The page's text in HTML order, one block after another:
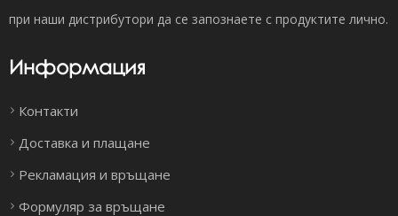
при наши дистрибутори да се запознаете с продуктите лично.
Информация
Контакти
Доставка и плащане
Рекламация и връщане
Формуляр за връщане